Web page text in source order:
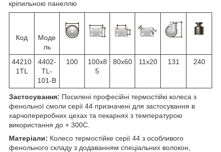
кріпильною панеллю
Код
Моде
ль
44210
1TL
4402-
TL-
101-B
100
100x8
5
80x60 11х20 131 240
Застосування: Посилені професійні термостійкі колеса з
фенольної смоли серії 44 призначені для застосування в
харчопереробних цехах та пекарнях з температурою
використання до + 300С.
Матеріали: Колесо термостійке серії 44 з особливого
фенольного складу з додаванням спеціальних волокон,